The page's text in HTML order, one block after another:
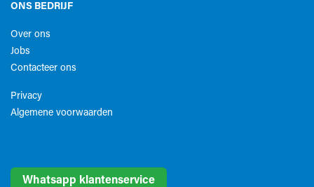
ONS BEDRIJF
Over ons
Jobs
Contacteer ons
Privacy
Algemene voorwaarden​
Whatsapp klantenservice